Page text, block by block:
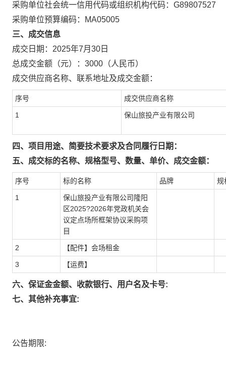
采购单位社会统一信用代码或组织机构代码： G89807527
采购单位预算编码：
MA05005
三、成交信息
成交日期： 2025年7月30日
总成交金额（元）： 3000 （人民币）
成交供应商名称、联系地址及成交金额：
序号 成交供应商名称
1 保山旅投产业有限公司
四、项目用途、简要技术要求及合同履行日期：
五、成交标的名称、规格型号、数量、单价、成交金额：
序号 标的名称 品牌 规
1
保山旅投产业有限公司隆阳
区2025?2026年党政机关会
议定点场所框架协议采购项
目
2 【配件】会场租金
3 【运费】
六、保证金金额、收款银行、用户名及卡号:
七、其他补充事宜:
公告期限: